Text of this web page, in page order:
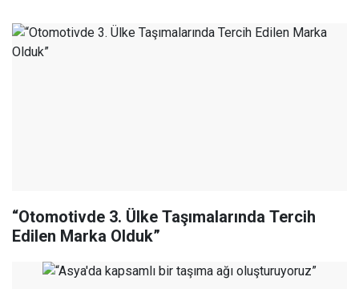
“Otomotivde 3. Ülke Taşımalarında Tercih
Edilen Marka Olduk”